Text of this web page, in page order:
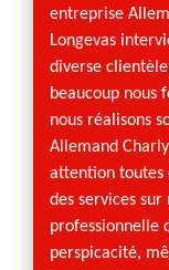
entreprise
Longevas
diverse
beaucoup nous
nous réalisons
Allemand
attention toutes
des services
professionnelle
perspicacité,